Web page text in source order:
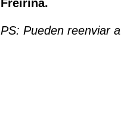
Freirína.
PS: Pueden reenviar